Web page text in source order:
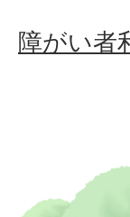
障がい者